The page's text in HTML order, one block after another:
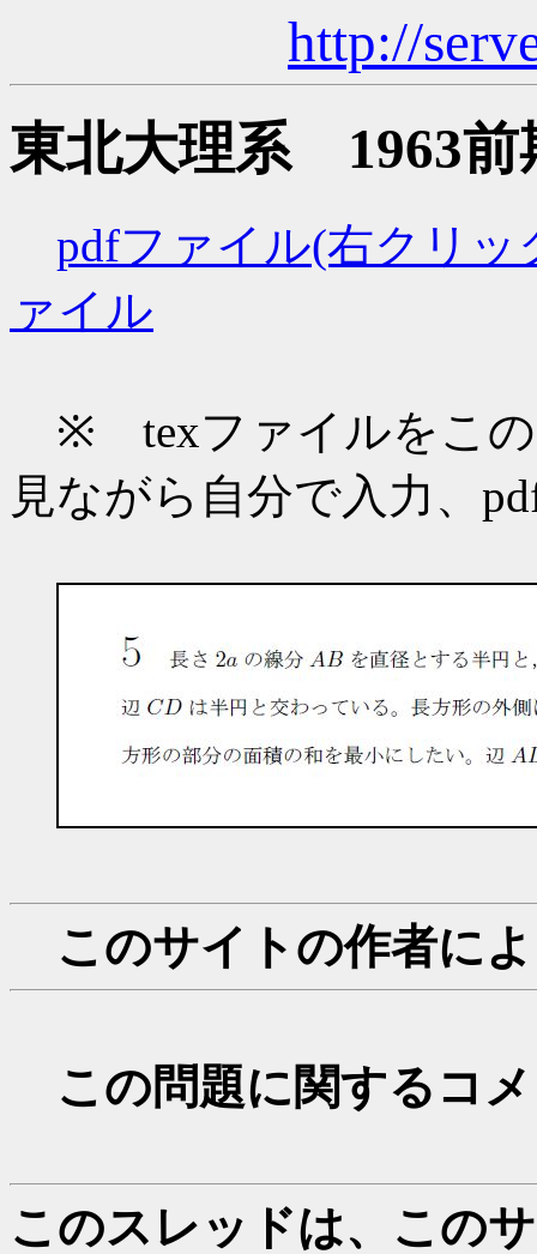
http://
東北大理系
pdfファイル(右クリ
ァイル
※ texファイルをこの
見ながら自分で入力、
このサイトの作者に
この問題に関するコ
このスレッドは、この